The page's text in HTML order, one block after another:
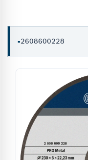
-2608600228